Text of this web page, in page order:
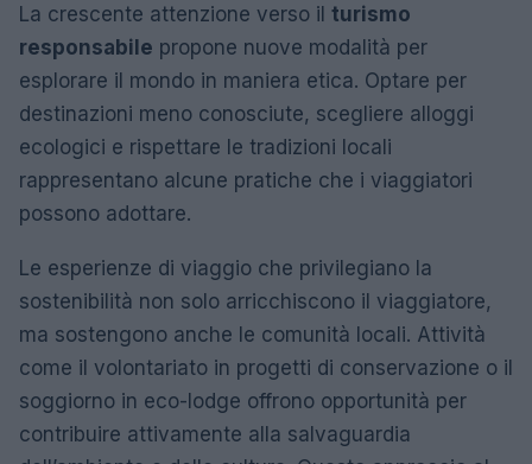
La crescente attenzione verso il turismo
responsabile propone nuove modalità per
esplorare il mondo in maniera etica. Optare per
destinazioni meno conosciute, scegliere alloggi
ecologici e rispettare le tradizioni locali
rappresentano alcune pratiche che i viaggiatori
possono adottare.
Le esperienze di viaggio che privilegiano la
sostenibilità non solo arricchiscono il viaggiatore,
ma sostengono anche le comunità locali. Attività
come il volontariato in progetti di conservazione o il
soggiorno in eco-lodge offrono opportunità per
contribuire attivamente alla salvaguardia